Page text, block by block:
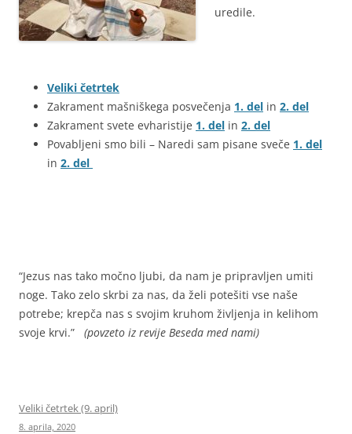
uredile.
Veliki četrtek
Zakrament mašniškega posvečenja 1. del in 2. del
Zakrament svete evharistije 1. del in 2. del
Povabljeni smo bili – Naredi sam pisane sveče 1. del
in 2. del
“Jezus nas tako močno ljubi, da nam je pripravljen umiti
noge. Tako zelo skrbi za nas, da želi potešiti vse naše
potrebe; krepča nas s svojim kruhom življenja in kelihom
svoje krvi.” (povzeto iz revije Beseda med nami)
Veliki četrtek (9. april)
8. aprila, 2020